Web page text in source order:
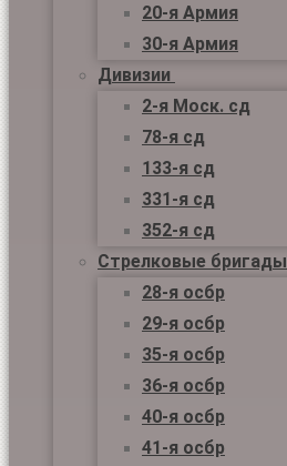
20-я Армия
30-я Армия
Дивизии
2-я Моск. сд
78-я сд
133-я сд
331-я сд
352-я сд
Стрелковые бригады
28-я осбр
29-я осбр
35-я осбр
36-я осбр
40-я осбр
41-я осбр